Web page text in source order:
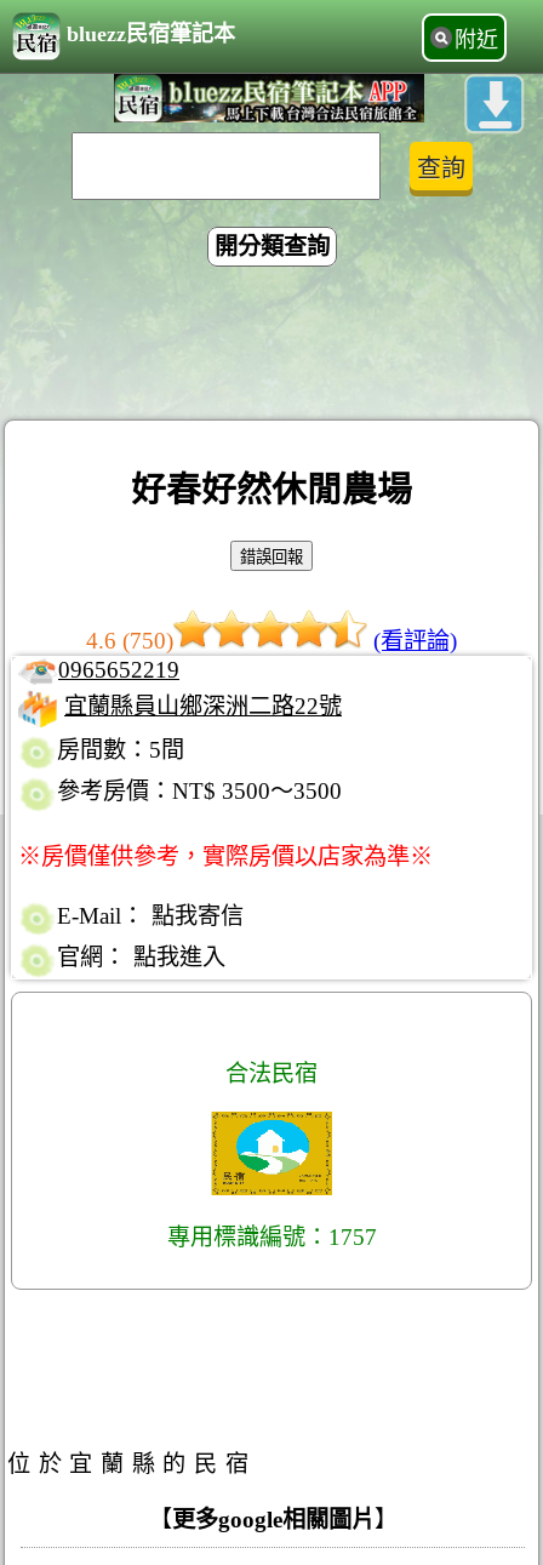
bluezz民宿筆記本 附近
開分類查詢
好春好然休閒農場
4.6 (750)
(看評論)
0965652219
宜蘭縣員山鄉深洲二路22號
房間數：5間
參考房價：NT$ 3500～3500
※房價僅供參考，實際房價以店家為準※
E-Mail：
點我寄信
官網：
點我進入
合法民宿
專用標識編號：1757
位於宜蘭縣的民宿
【更多google相關圖片 】